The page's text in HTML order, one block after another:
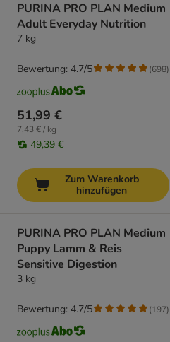
PURINA PRO PLAN Medium
Adult Everyday Nutrition
7 kg
51,99 €
7,43 € / kg
49,39 €
Bewertung: 4.7/5 (698)
Zum Warenkorb
hinzufügen
PURINA PRO PLAN Medium
Puppy Lamm & Reis
Sensitive Digestion
3 kg
Bewertung: 4.7/5 (197)